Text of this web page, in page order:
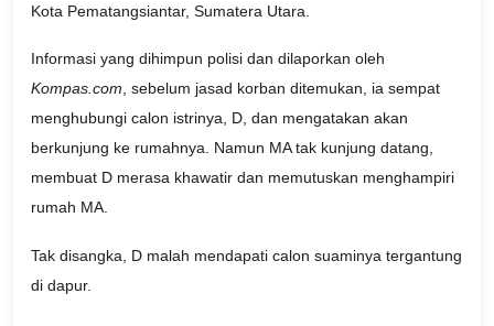
Kota Pematangsiantar, Sumatera Utara.
Informasi yang dihimpun polisi dan dilaporkan oleh
Kompas.com, sebelum jasad korban ditemukan, ia sempat
menghubungi calon istrinya, D, dan mengatakan akan
berkunjung ke rumahnya. Namun MA tak kunjung datang,
membuat D merasa khawatir dan memutuskan menghampiri
rumah MA.
Tak disangka, D malah mendapati calon suaminya tergantung
di dapur.